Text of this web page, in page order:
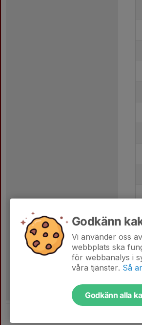
Godkänn
Vi använder oss
webbplats ska
för webbanalys i
våra tjänster. Så
Godkänn alla